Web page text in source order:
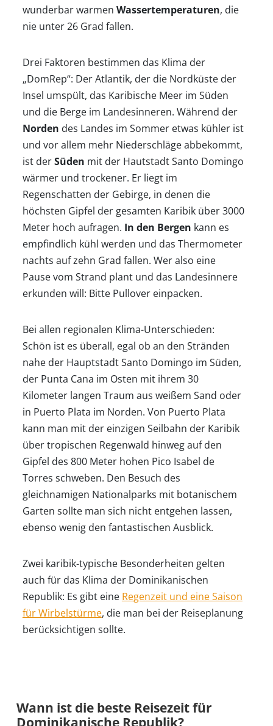
Startseite
Klimatabellen
Beste
Reisezeit
Wann
wohin?
Suche
wunderbar warmen Wassertemperaturen, die
nie unter 26 Grad fallen.
Drei Faktoren bestimmen das Klima der
„DomRep“: Der Atlantik, der die Nordküste der
Insel umspült, das Karibische Meer im Süden
und die Berge im Landesinneren. Während der
Norden des Landes im Sommer etwas kühler ist
und vor allem mehr Niederschläge abbekommt,
ist derSüden mit der Hautstadt Santo Domingo
wärmer und trockener. Er liegt im
Regenschatten der Gebirge, in denen die
höchsten Gipfel der gesamten Karibik über 3000
Meter hoch aufragen. In den Bergen kann es
empfindlich kühl werden und das Thermometer
nachts auf zehn Grad fallen. Wer also eine
Pause vom Strand plant und das Landesinnere
erkunden will: Bitte Pullover einpacken.
Bei allen regionalen Klima-Unterschieden:
Schön ist es überall, egal ob an den Stränden
nahe der Hauptstadt Santo Domingo im Süden,
der Punta Cana im Osten mit ihrem 30
Kilometer langen Traum aus weißem Sand oder
in Puerto Plata im Norden. Von Puerto Plata
kann man mit der einzigen Seilbahn der Karibik
über tropischen Regenwald hinweg auf den
Gipfel des 800 Meter hohen Pico Isabel de
Torres schweben. Den Besuch des
gleichnamigen Nationalparks mit botanischem
Garten sollte man sich nicht entgehen lassen,
ebenso wenig den fantastischen Ausblick.
Zwei karibik-typische Besonderheiten gelten
auch für das Klima der Dominikanischen
Republik: Es gibt eine Regenzeit und eine Saison
für Wirbelstürme, die man bei der Reiseplanung
berücksichtigen sollte.
Wann ist die beste Reisezeit für
Dominikanische Republik?